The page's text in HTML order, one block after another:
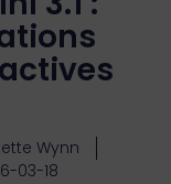
Wynn
03-18